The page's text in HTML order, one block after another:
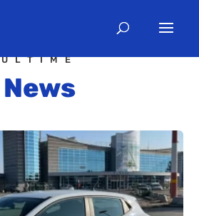
ULTIME
News